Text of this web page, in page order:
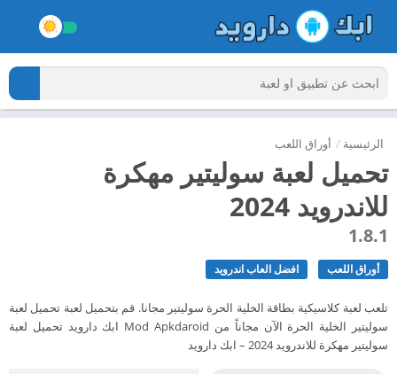
الرئيسية / أوراق اللعب
تحميل لعبة سوليتير مهكرة
للاندرويد 2024
1.8.1
أوراق اللعب افضل العاب اندرويد
تلعب لعبة كلاسيكية بطاقة الخلية الحرة سوليتير مجانا. قم بتحميل لعبة تحميل لعبة
سوليتير الخلية الحرة الآن مجاناً من Mod Apkdaroid ابك دارويد تحميل لعبة
سوليتير مهكرة للاندرويد 2024 – ابك دارويد